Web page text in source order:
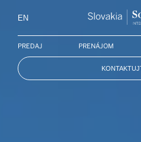
EN
PREDAJ PRENÁJOM